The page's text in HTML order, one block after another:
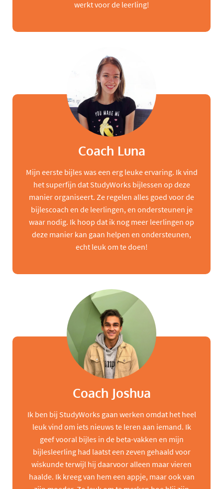
werkt voor de leerling!
Coach Luna
Mijn eerste bijles was een erg leuke ervaring. Ik vind
het superfijn dat StudyWorks bijlessen op deze
manier organiseert. Ze regelen alles goed voor de
bijlescoach en de leerlingen, en ondersteunen je
waar nodig. Ik hoop dat ik nog meer leerlingen op
deze manier kan gaan helpen en ondersteunen,
echt leuk om te doen!
Coach Joshua
Ik ben bij StudyWorks gaan werken omdat het heel
leuk vind om iets nieuws te leren aan iemand. Ik
geef vooral bijles in de beta-vakken en mijn
bijlesleerling had laatst een zeven gehaald voor
wiskunde terwijl hij daarvoor alleen maar vieren
haalde. Ik kreeg van hem een appje, maar ook van